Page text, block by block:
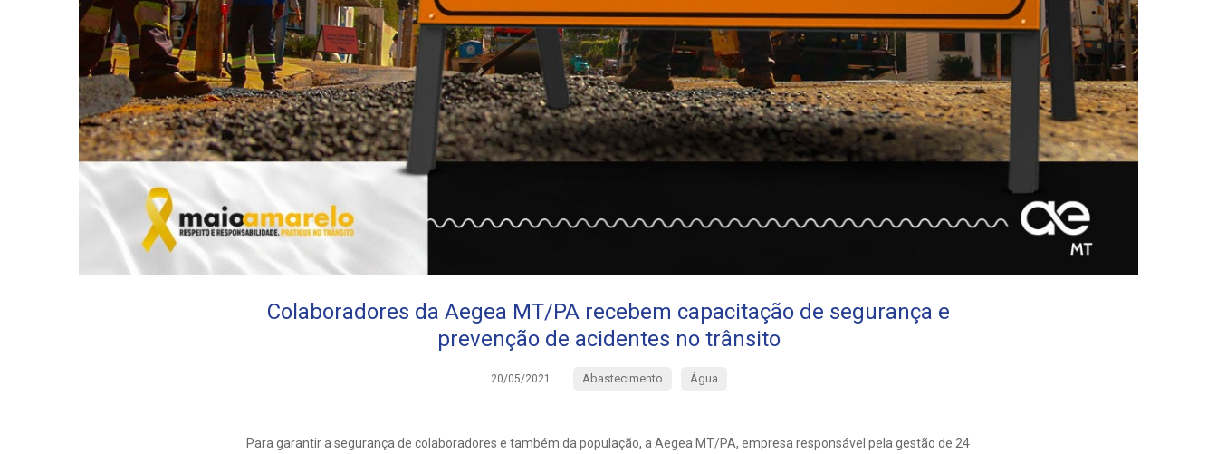
Colaboradores da Aegea MT/PA recebem capacitação de segurança e
prevenção de acidentes no trânsito
20/05/2021 Abastecimento Água
Para garantir a segurança de colaboradores e também da população, a Aegea MT/PA, empresa responsável pela gestão de 24